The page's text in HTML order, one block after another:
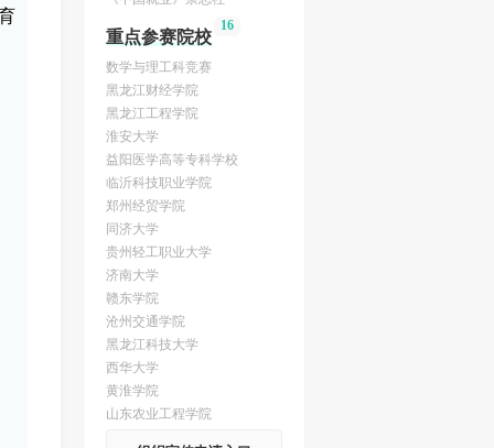
重点参赛院校
16
数学与理工科竞赛
黑龙江财经学院
黑龙江工程学院
淮安大学
益阳医学高等专科学校
临沂科技职业学院
郑州经贸学院
同济大学
贵州轻工职业大学
济南大学
赣东学院
沧州交通学院
黑龙江科技大学
西华大学
黄淮学院
山东农业工程学院